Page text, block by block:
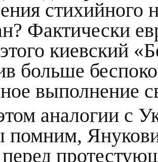
стихийного
Фактически
киевский
больше
выполнение
аналогии с
перед